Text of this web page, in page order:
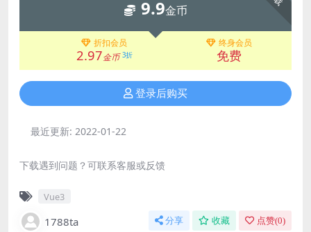
9.9金币
折扣会员
2.97金币 3折
终身会员
免费
登录后购买
最近更新: 2022-01-22
下载遇到问题？可联系客服或反馈
Vue3
1788ta 分享 收藏 点赞(0)